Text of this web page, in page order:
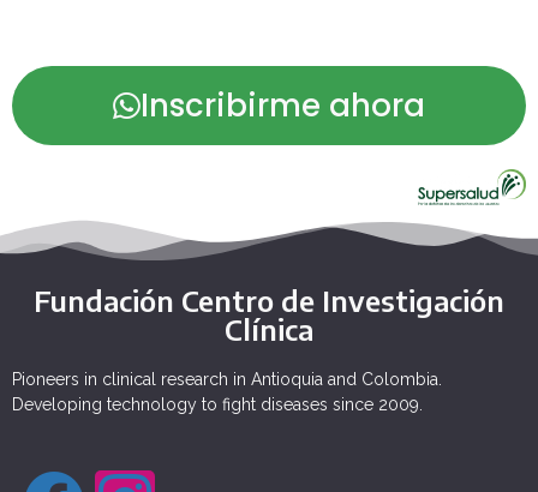
Inscribirme ahora
Fundación Centro de Investigación
Clínica
Pioneers in clinical research in Antioquia and Colombia.
Developing technology to fight diseases since 2009.